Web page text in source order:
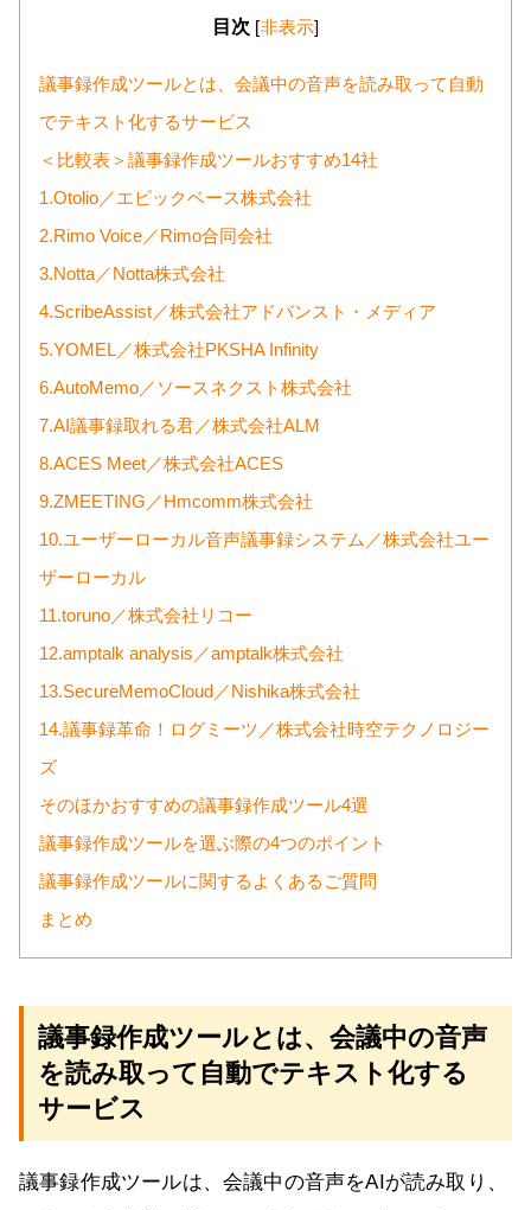
目次 [非表示]
議事録作成ツールとは、会議中の音声を読み取って自動
でテキスト化するサービス
＜比較表＞議事録作成ツールおすすめ14社
1.Otolio／エピックベース株式会社
2.Rimo Voice／Rimo合同会社
3.Notta／Notta株式会社
4.ScribeAssist／株式会社アドバンスト・メディア
5.YOMEL／株式会社PKSHA Infinity
6.AutoMemo／ソースネクスト株式会社
7.AI議事録取れる君／株式会社ALM
8.ACES Meet／株式会社ACES
9.ZMEETING／Hmcomm株式会社
10.ユーザーローカル音声議事録システム／株式会社ユー
ザーローカル
11.toruno／株式会社リコー
12.amptalk analysis／amptalk株式会社
13.SecureMemoCloud／Nishika株式会社
14.議事録革命！ログミーツ／株式会社時空テクノロジー
ズ
そのほかおすすめの議事録作成ツール4選
議事録作成ツールを選ぶ際の4つのポイント
議事録作成ツールに関するよくあるご質問
まとめ
議事録作成ツールとは、会議中の音声
を読み取って自動でテキスト化する
サービス
議事録作成ツールは、会議中の音声をAIが読み取り、